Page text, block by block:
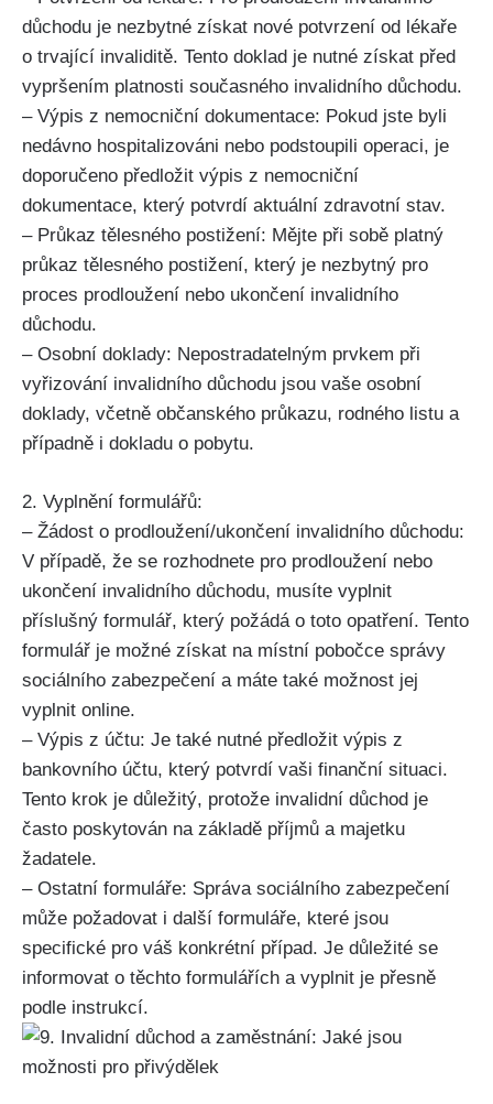
důchodu je nezbytné získat nové potvrzení od lékaře
o trvající invaliditě. Tento doklad je nutné získat před
vypršením platnosti současného invalidního důchodu.
– Výpis z nemocniční dokumentace: Pokud jste byli
nedávno hospitalizováni nebo podstoupili operaci, je
doporučeno předložit výpis z nemocniční
dokumentace, který potvrdí aktuální zdravotní stav.
– Průkaz tělesného postižení: Mějte při sobě platný
průkaz tělesného postižení, který je nezbytný pro
proces prodloužení nebo ukončení invalidního
důchodu.
– Osobní doklady: Nepostradatelným prvkem při
vyřizování invalidního důchodu jsou vaše osobní
doklady, včetně občanského průkazu, rodného listu a
případně i dokladu o pobytu.
2. Vyplnění formulářů:
– Žádost o prodloužení/ukončení invalidního důchodu:
V případě, že se rozhodnete pro prodloužení nebo
ukončení invalidního důchodu, musíte vyplnit
příslušný formulář, který požádá o toto opatření. Tento
formulář je možné získat na místní pobočce správy
sociálního zabezpečení a máte také možnost jej
vyplnit online.
– Výpis z účtu: Je také nutné předložit výpis z
bankovního účtu, který potvrdí vaši finanční situaci.
Tento krok je důležitý, protože invalidní důchod je
často poskytován na základě příjmů a majetku
žadatele.
– Ostatní formuláře: Správa sociálního zabezpečení
může požadovat i další formuláře, které jsou
specifické pro váš konkrétní případ. Je důležité se
informovat o těchto formulářích a vyplnit je přesně
podle instrukcí.